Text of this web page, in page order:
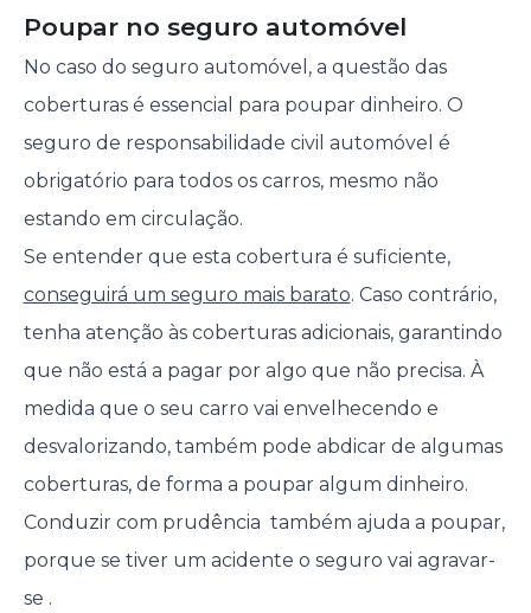
Poupar no seguro automóvel
No caso do seguro automóvel, a questão das
coberturas é essencial para poupar dinheiro. O
seguro de responsabilidade civil automóvel é
obrigatório para todos os carros, mesmo não
estando em circulação.
Se entender que esta cobertura é suficiente,
conseguirá um seguro mais barato. Caso contrário,
tenha atenção às coberturas adicionais, garantindo
que não está a pagar por algo que não precisa. À
medida que o seu carro vai envelhecendo e
desvalorizando, também pode abdicar de algumas
coberturas, de forma a poupar algum dinheiro.
Conduzir com prudência também ajuda a poupar,
porque se tiver um acidente o seguro vai agravar-
se .